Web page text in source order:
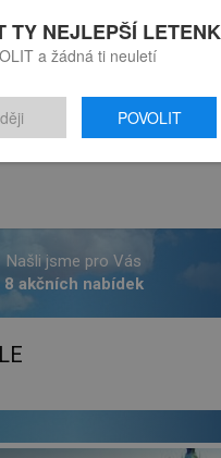
Našli jsme pro Vás
8 akčních nabídek
TY NEJLEPŠÍ
a žádná ti neuletí
POVOLIT